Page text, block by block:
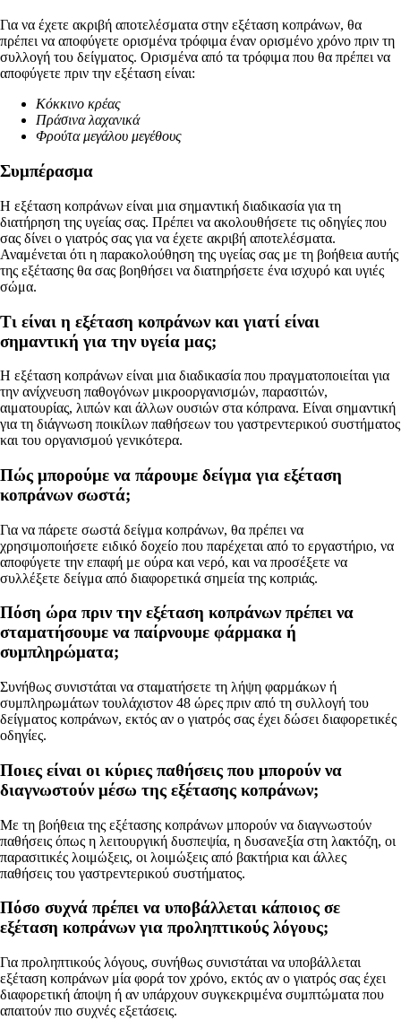
Για να έχετε ακριβή αποτελέσματα στην εξέταση κοπράνων, θα
πρέπει να αποφύγετε ορισμένα τρόφιμα έναν ορισμένο χρόνο πριν τη
συλλογή του δείγματος. Ορισμένα από τα τρόφιμα που θα πρέπει να
αποφύγετε πριν την εξέταση είναι:
Κόκκινο κρέας
Πράσινα λαχανικά
Φρούτα μεγάλου μεγέθους
Συμπέρασμα
Η εξέταση κοπράνων είναι μια σημαντική διαδικασία για τη
διατήρηση της υγείας σας. Πρέπει να ακολουθήσετε τις οδηγίες που
σας δίνει ο γιατρός σας για να έχετε ακριβή αποτελέσματα.
Αναμένεται ότι η παρακολούθηση της υγείας σας με τη βοήθεια αυτής
της εξέτασης θα σας βοηθήσει να διατηρήσετε ένα ισχυρό και υγιές
σώμα.
Τι είναι η εξέταση κοπράνων και γιατί είναι
σημαντική για την υγεία μας;
Η εξέταση κοπράνων είναι μια διαδικασία που πραγματοποιείται για
την ανίχνευση παθογόνων μικροοργανισμών, παρασιτών,
αιματουρίας, λιπών και άλλων ουσιών στα κόπρανα. Είναι σημαντική
για τη διάγνωση ποικίλων παθήσεων του γαστρεντερικού συστήματος
και του οργανισμού γενικότερα.
Πώς μπορούμε να πάρουμε δείγμα για εξέταση
κοπράνων σωστά;
Για να πάρετε σωστά δείγμα κοπράνων, θα πρέπει να
χρησιμοποιήσετε ειδικό δοχείο που παρέχεται από το εργαστήριο, να
αποφύγετε την επαφή με ούρα και νερό, και να προσέξετε να
συλλέξετε δείγμα από διαφορετικά σημεία της κοπριάς.
Πόση ώρα πριν την εξέταση κοπράνων πρέπει να
σταματήσουμε να παίρνουμε φάρμακα ή
συμπληρώματα;
Συνήθως συνιστάται να σταματήσετε τη λήψη φαρμάκων ή
συμπληρωμάτων τουλάχιστον 48 ώρες πριν από τη συλλογή του
δείγματος κοπράνων, εκτός αν ο γιατρός σας έχει δώσει διαφορετικές
οδηγίες.
Ποιες είναι οι κύριες παθήσεις που μπορούν να
διαγνωστούν μέσω της εξέτασης κοπράνων;
Με τη βοήθεια της εξέτασης κοπράνων μπορούν να διαγνωστούν
παθήσεις όπως η λειτουργική δυσπεψία, η δυσανεξία στη λακτόζη, οι
παρασιτικές λοιμώξεις, οι λοιμώξεις από βακτήρια και άλλες
παθήσεις του γαστρεντερικού συστήματος.
Πόσο συχνά πρέπει να υποβάλλεται κάποιος σε
εξέταση κοπράνων για προληπτικούς λόγους;
Για προληπτικούς λόγους, συνήθως συνιστάται να υποβάλλεται
εξέταση κοπράνων μία φορά τον χρόνο, εκτός αν ο γιατρός σας έχει
διαφορετική άποψη ή αν υπάρχουν συγκεκριμένα συμπτώματα που
απαιτούν πιο συχνές εξετάσεις.